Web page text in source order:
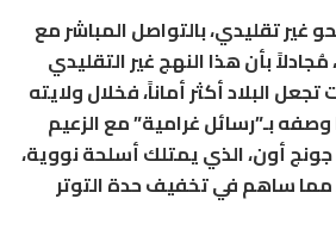
غير تقليدي، بالتواصل المباشر مع
بأن هذا النهج غير التقليدي
البلاد أكثر أماناً، فخلال ولايته
وصفه بـ”رسائل غرامية” مع الزعيم
أون، الذي يمتلك أسلحة نووية،
مما ساهم في تخفيف حدة التوتر